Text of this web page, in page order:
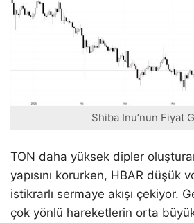
Shiba Inu’nun Fiyat
TON daha yüksek dipler
yapısını korurken, HBAR düşük
istikrarlı sermaye akışı çekiyor.
çok yönlü hareketlerin orta